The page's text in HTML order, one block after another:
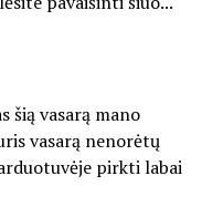
šią vasarą mano
vasarą nenorėtų
pirkti labai